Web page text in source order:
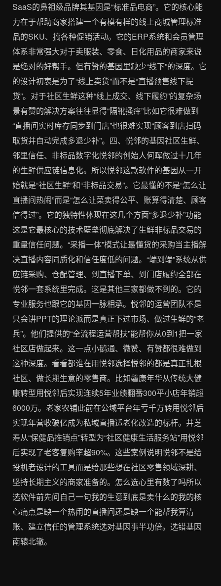
SaaS的鼻祖级品牌其基因是“标准品电商”。它的核心能
力在于帮助商家搭建一个有模有样的线上商城管理标准
品的SKU、搞各种促销活动。它的ERP系统和会员管理
体系非常强大对于卖服装、零食、日化用品的商家来说
是绝对的好帮手。但有赞的基因里缺少“线下”的深度。它
的设计初衷是为了“线上卖货”而不是“直播预售线下提
货”。对于社区生鲜这种“线上成交、线下履约”的复杂场
景有赞的解决方案往往显得“隔靴搔痒”比如它很难做到
“直播间实时库存同步到门店”也很难实现“顾客到店扫码
取货并自动完成多退少补”。四、悦邻的基因社区生鲜、
邻里信任、非标品数字化悦邻的创始人何晖做过十几年
的生鲜供应链信息化。所以悦邻这款软件的基因从一开
始就是“社区生鲜”和“非标品交易”。它最懂的不是“怎么让
直播间热闹”而是“怎么让菜卖得公平、账算得清楚、顾客
信得过”。它的独特性体现在这几个方面“多退少补”功能
这是它最核心的技术壁垒彻底解决了生鲜非标品交易的
重量信任问题。“采播一体”模式让最懂货的采购当主播解
决直播内容同质化和信任度低的问题。“端到端”系统从供
应链采购、仓配管理、到直播下单、到门店履约全部在
悦邻一套系统里完成。这是其他三家都做不到的。它的
专业服务也跟它的基因一脉相承。悦邻的运营团队不是
只会讲PPT的理论派而是真正下过市场、做过生鲜的“老
兵”。他们提供的“全流程运营帮扶”能帮你从0到1把一家
社区店做起来。这一点小鹅通、微赞、有赞都很难做到
这种深度。看看都谁在用悦邻选择悦邻的都是真正扎根
社区、做长期生意的零售商。比如磐康年华从传统大健
康转型用悦邻后实现连续5年业绩翻番300平小店年销超
6000万。老家农铺此前在公域平台年亏千万转用悦邻后
实现年营收破亿成为私域直播适老化改造的标杆。井芝
寿从“保健品推销点”转型为“社区健康生活服务站”用悦邻
后实现了老客复购率超90%。这些案例说明悦邻不是给
投机者设计的工具而是给那些想在社区零售领域深耕、
坚持长期主义的商家准备的。怎么选心里有数了吗所以
选软件前先问自己一句我的生意到底是卖什么的我的核
心痛点是缺一个热闹的直播间还是缺一个能帮我算清
账、建立信任的管理系统选对基因事半功倍。选错基因
南辕北辙。